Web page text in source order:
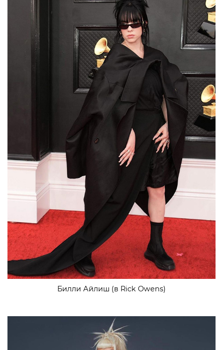
Билли Айлиш (в Rick Owens)